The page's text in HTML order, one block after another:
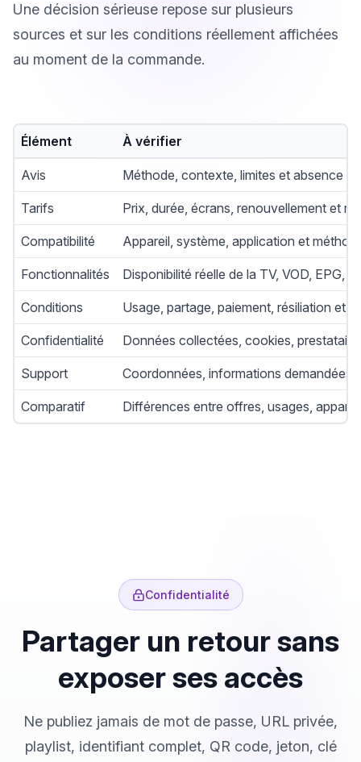
Une décision sérieuse repose sur plusieurs
sources et sur les conditions réellement affichées
au moment de la commande.
Élément À vérifier
Avis Méthode, contexte, limites et absence
Tarifs Prix, durée, écrans, renouvellement et
Compatibilité Appareil, système, application et
Fonctionnalités Disponibilité réelle de la TV, VOD, EPG,
Conditions Usage, partage, paiement, résiliation et
Confidentialité Données collectées, cookies,
Support Coordonnées, informations demandées
Comparatif Différences entre offres, usages,
Confidentialité
Partager un retour sans
exposer ses accès
Ne publiez jamais de mot de passe, URL privée,
playlist, identifiant complet, QR code, jeton, clé